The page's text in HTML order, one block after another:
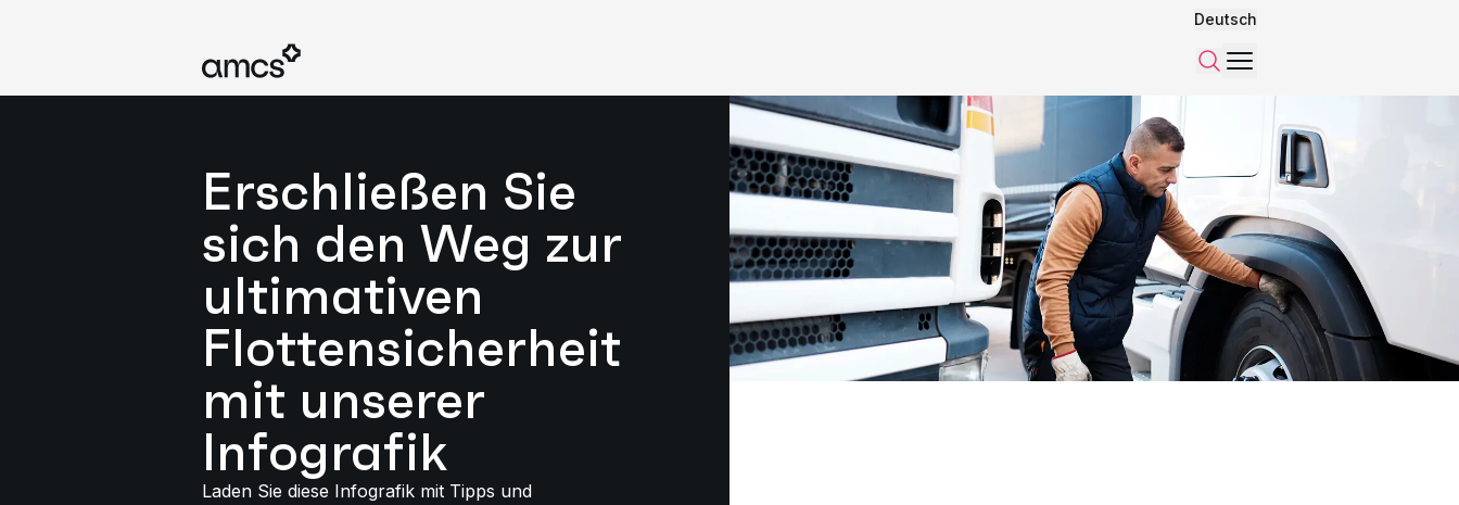
Deutsch
Suchen
Menü
Erschließen Sie
sich den Weg zur
ultimativen
Flottensicherheit
mit unserer
Infografik
Laden Sie diese Infografik mit Tipps und